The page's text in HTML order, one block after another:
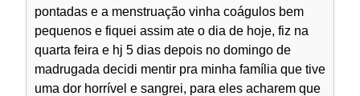
pontadas e a menstruação vinha coágulos bem
pequenos e fiquei assim ate o dia de hoje, fiz na
quarta feira e hj 5 dias depois no domingo de
madrugada decidi mentir pra minha família que tive
uma dor horrível e sangrei, para eles acharem que